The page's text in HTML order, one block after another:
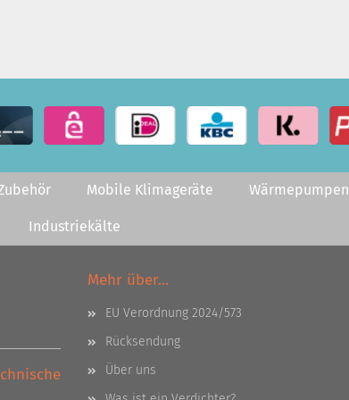
Mobile Klimageräte Wärmepumpen
Industriekälte
Mehr über...
EU Verordnung 2024/573
Rücksendung
Über uns